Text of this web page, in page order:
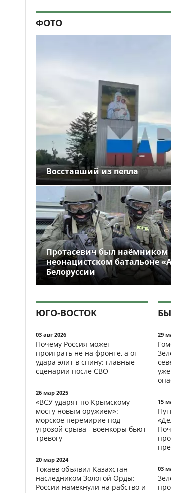
ФОТО
Восставший из пепла
Протасевич был наёмником
неонацистском батальоне
Белоруссии
ЮГО-ВОСТОК
03 авг 2026
Почему Россия может
проиграть не на фронте, а от
удара элит в спину: главные
сценарии после СВО
26 мар 2025
«ВСУ ударят по Крымскому
мосту новым оружием»:
морское перемирие под
угрозой срыва - военкоры бьют
тревогу
20 мар 2024
Токаев объявил Казахстан
наследником Золотой Орды:
России намекнули на рабство и
29
15
03